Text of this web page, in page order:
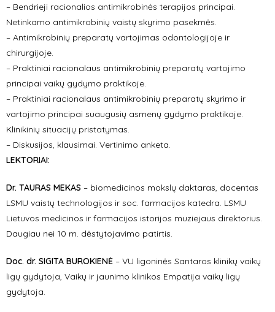
– Bendrieji racionalios antimikrobinės terapijos principai.
Netinkamo antimikrobinių vaistų skyrimo pasekmės.
– Antimikrobinių preparatų vartojimas odontologijoje ir
chirurgijoje.
– Praktiniai racionalaus antimikrobinių preparatų vartojimo
principai vaikų gydymo praktikoje.
– Praktiniai racionalaus antimikrobinių preparatų skyrimo ir
vartojimo principai suaugusių asmenų gydymo praktikoje.
Klinikinių situacijų pristatymas.
– Diskusijos, klausimai. Vertinimo anketa.
LEKTORIAI:
Dr. TAURAS MEKAS – biomedicinos mokslų daktaras, docentas
LSMU vaistų technologijos ir soc. farmacijos katedra. LSMU
Lietuvos medicinos ir farmacijos istorijos muziejaus direktorius.
Daugiau nei 10 m. dėstytojavimo patirtis.
Doc. dr. SIGITA BUROKIENĖ – VU ligoninės Santaros klinikų vaikų
ligų gydytoja, Vaikų ir jaunimo klinikos Empatija vaikų ligų
gydytoja.